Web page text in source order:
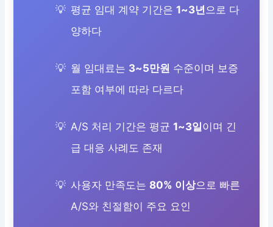
평균 임대 계약 기간은 1~3년으로 다
양하다
월 임대료는 3~5만원 수준이며 보증
포함 여부에 따라 다르다
A/S 처리 기간은 평균 1~3일이며 긴
급 대응 사례도 존재
사용자 만족도는 80% 이상으로 빠른
A/S와 친절함이 주요 요인